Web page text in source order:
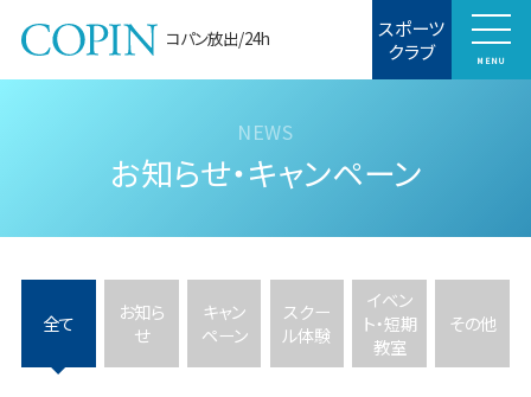
コパン放出/24h スポーツ
クラブ MENU
お知らせ・キャンペーン
全て
お知ら
せ
キャン
ペーン
スクー
ル体験
イベン
ト・短期
教室
その他